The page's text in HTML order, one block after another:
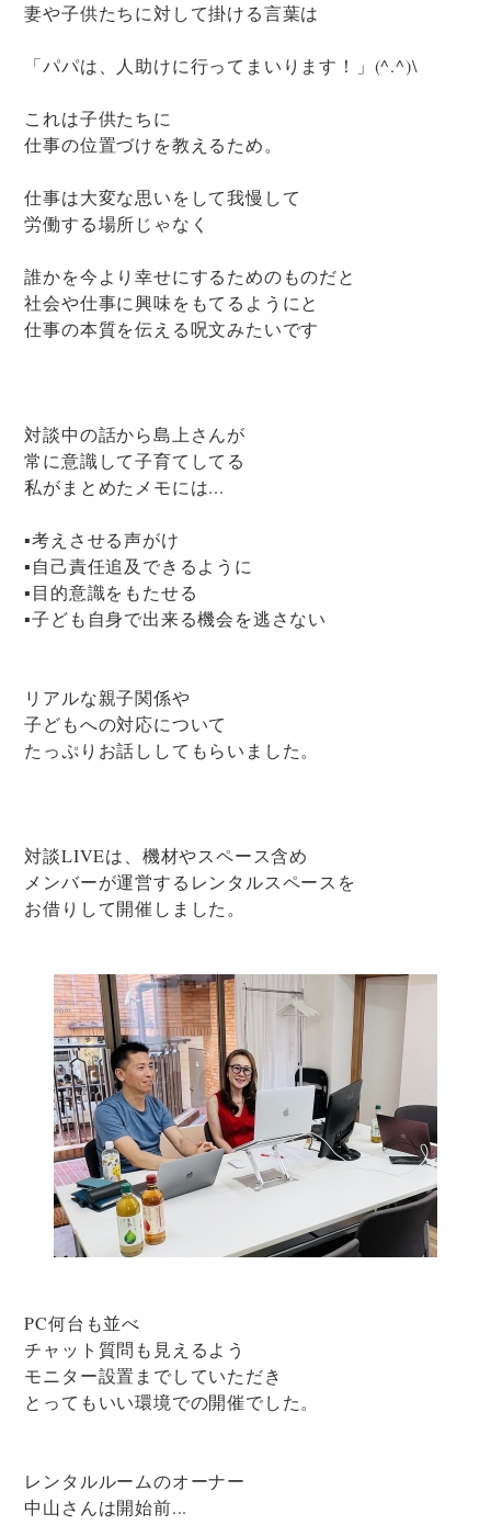
妻や子供たちに対して掛ける言葉は
「パパは、人助けに行ってまいります！」(^.^)\
これは子供たちに
仕事の位置づけを教えるため。
仕事は大変な思いをして我慢して
労働する場所じゃなく
誰かを今より幸せにするためのものだと
社会や仕事に興味をもてるようにと
仕事の本質を伝える呪文みたいです
対談中の話から島上さんが
常に意識して子育てしてる
私がまとめたメモには...
▪考えさせる声がけ
▪自己責任追及できるように
▪目的意識をもたせる
▪子ども自身で出来る機会を逃さない
リアルな親子関係や
子どもへの対応について
たっぷりお話ししてもらいました。
対談LIVEは、機材やスペース含め
メンバーが運営するレンタルスペースを
お借りして開催しました。
PC何台も並べ
チャット質問も見えるよう
モニター設置までしていただき
とってもいい環境での開催でした。
レンタルルームのオーナー
中山さんは開始前...